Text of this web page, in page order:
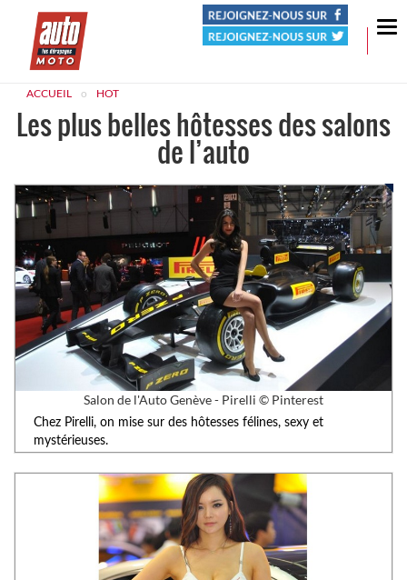
ACCUEIL HOT
Les plus belles hôtesses des salons
de l’auto
Salon de l'Auto Genève - Pirelli © Pinterest
Chez Pirelli, on mise sur des hôtesses félines, sexy et
mystérieuses.